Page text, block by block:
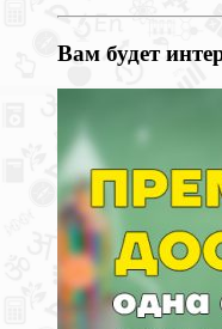
Вам будет